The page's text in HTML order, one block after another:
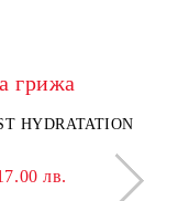
грижа
HYDRATATION
лв.